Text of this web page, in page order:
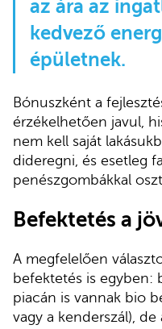
az ára az
kedvező
épületnek.
Bónuszként a
érzékelhetően javul,
nem kell saját
dideregni, és esetleg
penészgombákkal
Befektetés a
A megfelelően
befektetés is egyben:
piacán is vannak bio
vagy a kenderszál),